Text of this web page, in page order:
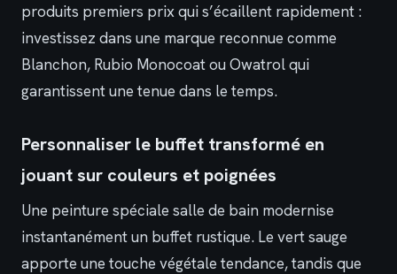
produits premiers prix qui s’écaillent rapidement :
investissez dans une marque reconnue comme
Blanchon, Rubio Monocoat ou Owatrol qui
garantissent une tenue dans le temps.
Personnaliser le buffet transformé en
jouant sur couleurs et poignées
Une peinture spéciale salle de bain modernise
instantanément un buffet rustique. Le vert sauge
apporte une touche végétale tendance, tandis que